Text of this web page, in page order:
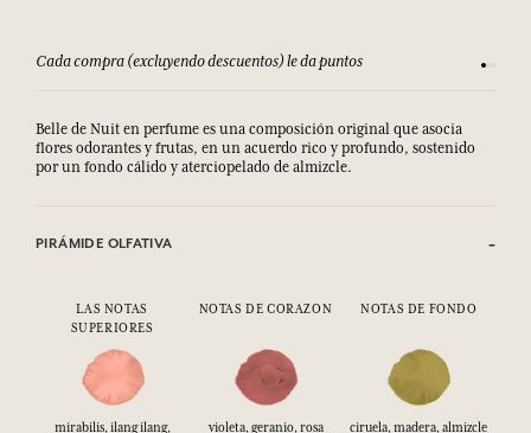
Cada compra (excluyendo descuentos) le da puntos
Belle de Nuit en perfume es una composición original que asocia
flores odorantes y frutas, en un acuerdo rico y profundo, sostenido
por un fondo cálido y aterciopelado de almizcle.
PIRÁMIDE OLFATIVA
LAS NOTAS
SUPERIORES
NOTAS DE CORAZON NOTAS DE FONDO
mirabilis, ilang ilang,
violeta, geranio, rosa ciruela, madera, almizcle